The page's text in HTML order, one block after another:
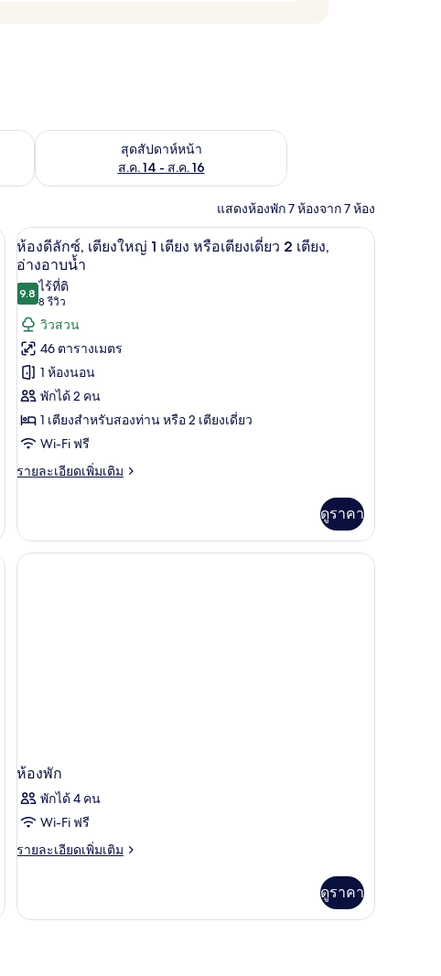
ดาห์นี้ ส.ค. 7 - ส.ค. 9สุดสัปดาห์หน้า
ส.ค. 14 - ส.ค. 16
ตรวจสอบจำนวนห้องพักว่างในสุดสัปดาห์หน้า ส.ค. 14 - ส.ค. 16
แสดงห้องพัก 7 ห้องจาก 7 ห้อง
ตียงเดี่ยว 2 เตียง, ระเบียง | ตู้นิรภัยในห้องพัก, โต๊ะทำงาน, ผ้าม่านกันแสง, เปล/เตียง
เปิด
ภาพถ่าย
ทั้งหมด
ของ
ห้อง
ดี
ลัก
ซ์,
เตียง
ใหญ่
เตียง
หรือ
ห้องดีลักซ์, เตียงใหญ่ 1 เตียง หรือเตียงเดี่ยว
8
ห้องดีลักซ์, เตียงใหญ่ 1 เตียง หรือเตียงเดี่ยว 2 เตียง,
อ่างอาบน้ำ
9.89.8 จาก 10
ไร้ที่ติ
8 รีวิว
(8
รีวิว)
วิวสวน
46 ตารางเมตร
1 ห้องนอน
พักได้ 2 คน
1 เตียงสำหรับสองท่าน หรือ 2 เตียงเดี่ยว
Wi-Fi ฟรี
รายละเอียดเพิ่มเติม
ราย
เกี่ยว
กับ
ห้อง
เตียง,
อ่างอาบน้ำ
ดูราคา
ห้องพัก
พักได้ 4 คน
Wi-Fi ฟรี
รายละเอียดเพิ่มเติม
ราย
เกี่ยว
ดูราคา